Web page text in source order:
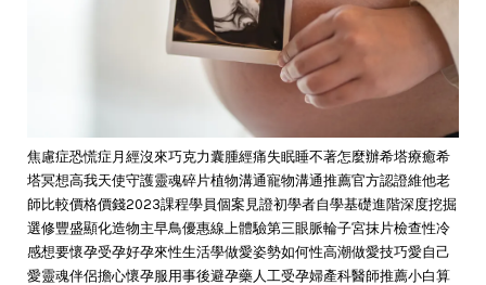
焦慮症恐慌症月經沒來巧克力囊腫經痛失眠睡不著怎麼辦希塔療癒希
塔冥想高我天使守護靈魂碎片植物溝通寵物溝通推薦官方認證維他老
師比較價格價錢2023課程學員個案見證初學者自學基礎進階深度挖掘
選修豐盛顯化造物主早鳥優惠線上體驗第三眼脈輪子宮抹片檢查性冷
感想要懷孕受孕好孕來性生活學做愛姿勢如何性高潮做愛技巧愛自己
愛靈魂伴侶擔心懷孕服用事後避孕藥人工受孕婦產科醫師推薦小白算